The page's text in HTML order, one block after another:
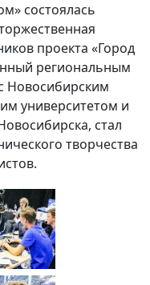
состоялась
проекта «Город
региональным
Новосибирским
университетом и
стал
творчества